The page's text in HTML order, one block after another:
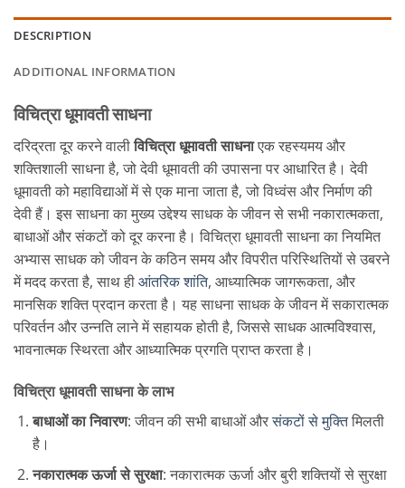
DESCRIPTION
ADDITIONAL INFORMATION
विचित्रा धूमावती साधना
दरिद्रता दूर करने वालीविचित्रा धूमावती साधनाएक रहस्यमय और
शक्तिशाली साधना है, जो देवी धूमावती की उपासना पर आधारित है। देवी
धूमावती को महाविद्याओं में से एक माना जाता है, जो विध्वंस और निर्माण की
देवी हैं। इस साधना का मुख्य उद्देश्य साधक के जीवन से सभी नकारात्मकता,
बाधाओं और संकटों को दूर करना है। विचित्रा धूमावती साधना का नियमित
अभ्यास साधक को जीवन के कठिन समय और विपरीत परिस्थितियों से उबरने
में मदद करता है, साथ हीआंतरिक शांति, आध्यात्मिक जागरूकता, और
मानसिक शक्ति प्रदान करता है। यह साधना साधक के जीवन में सकारात्मक
परिवर्तन और उन्नति लाने में सहायक होती है, जिससे साधक आत्मविश्वास,
भावनात्मक स्थिरता और आध्यात्मिक प्रगति प्राप्त करता है।
विचित्रा धूमावती साधना के लाभ
बाधाओं का निवारण: जीवन की सभी बाधाओं औरसंकटों से मुक्तिमिलती
है।
नकारात्मक ऊर्जा से सुरक्षा: नकारात्मक ऊर्जा और बुरी शक्तियों से सुरक्षा